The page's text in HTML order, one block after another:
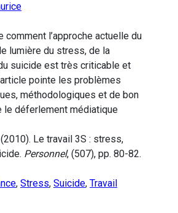
comment l’approche actuelle du
lumière du stress, de la
suicide est très criticable et
pointe les problèmes
méthodologiques et de bon
le déferlement médiatique
(2010). Le travail 3S : stress,
Personnel, (507), pp. 80-82.
, Stress, Suicide, Travail